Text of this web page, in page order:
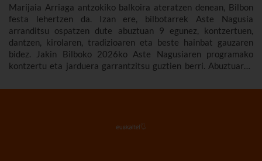
Marijaia Arriaga antzokiko balkoira ateratzen denean, Bilbon
festa lehertzen da. Izan ere, bilbotarrek Aste Nagusia
arranditsu ospatzen dute abuztuan 9 egunez, kontzertuen,
dantzen, kirolaren, tradizioaren eta beste hainbat gauzaren
bidez. Jakin Bilboko 2026ko Aste Nagusiaren programako
kontzertu eta jarduera garrantzitsu guztien berri. Abuztuaren